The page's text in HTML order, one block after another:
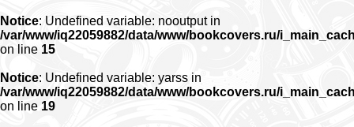
Notice: Undefined variable: nooutput in
/var/www/iq22059882/data/www/bookcovers.ru/
on line 15
Notice: Undefined variable: yarss in
/var/www/iq22059882/data/www/bookcovers.ru/
on line 19